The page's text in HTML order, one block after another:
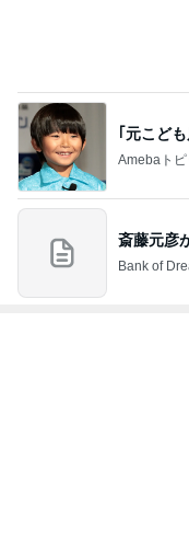
｢元こど
Amebaトピ
斎藤元彦
Bank of